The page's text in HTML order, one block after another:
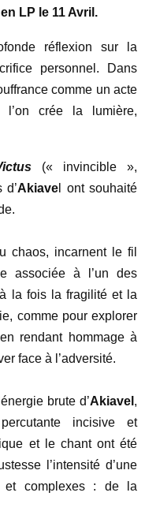
LP le 11 Avril.
réflexion sur la
personnel. Dans
comme un acte
l’on crée la lumière,
(« invincible »,
d’Akiave l ont souhaité
chaos, incarnent le fil
associée à l’un des
la fois la fragilité et la
comme pour explorer
rendant hommage à
face à l’adversité.
brute d’Akiavel ,
incisive et
et le chant ont été
l’intensité d’une
et complexes : de la